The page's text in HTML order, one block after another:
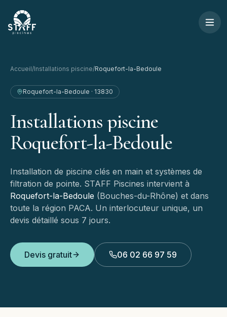
STAFF Piscines — Accueil
Accueil/Installations piscine/Roquefort-la-Bedoule
Roquefort-la-Bedoule · 13830
Installationspiscine
Roquefort-la-Bedoule
Installation de piscine clés en main et systèmes de
filtration de pointe. STAFF Piscines intervient à
Roquefort-la-Bedoule (Bouches-du-Rhône) et dans
toute la région PACA. Un interlocuteur unique, un
devis détaillé sous 7 jours.
Devis gratuit 06 02 66 97 59